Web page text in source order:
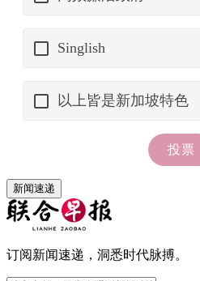
新闻速递
订阅新闻速递，洞悉时代脉搏。